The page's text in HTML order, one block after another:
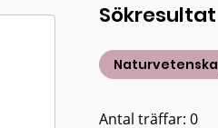
Sökresultat
Antal träffar: 0